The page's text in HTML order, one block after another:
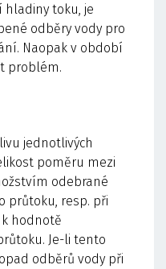
toku, je
odběry vody pro
Naopak v období
problém.
jednotlivých
poměru mezi
odebrané
průtoku, resp. při
hodnotě
Je-li tento
odběrů vody při